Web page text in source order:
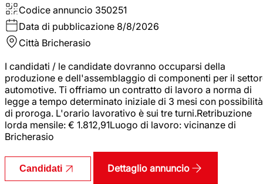
Codice annuncio 350251
Data di pubblicazione 8/8/2026
Città Bricherasio
I candidati / le candidate dovranno occuparsi della
produzione e dell'assemblaggio di componenti per il
automotive. Ti offriamo un contratto di lavoro a norma di
legge a tempo determinato iniziale di 3 mesi con possibilità
di proroga. L'orario lavorativo è sui tre turni.Retribuzione
lorda mensile: € 1.812,91Luogo di lavoro: vicinanze di
Bricherasio
Candidati Dettaglio annuncio